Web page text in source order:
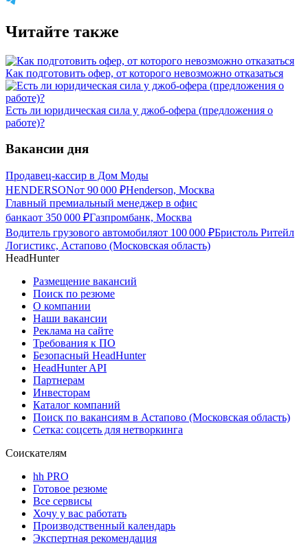
Читайте также
Как подготовить офер, от которого невозможно отказаться
Есть ли юридическая сила у джоб-офера (предложения о
работе)?
Вакансии дня
Продавец-кассир в Дом Моды
HENDERSONот 90 000 ₽Henderson, Москва
Главный премиальный менеджер в офис
банкаот 350 000 ₽Газпромбанк, Москва
Водитель грузового автомобиляот 100 000 ₽Бристоль Ритейл
Логистикс, Астапово (Московская область)
HeadHunter
Размещение вакансий
Поиск по резюме
О компании
Наши вакансии
Реклама на сайте
Требования к ПО
Безопасный HeadHunter
HeadHunter API
Партнерам
Инвесторам
Каталог компаний
Поиск по вакансиям в Астапово (Московская область)
Сетка: соцсеть для нетворкинга
Соискателям
hh PRO
Готовое резюме
Все сервисы
Хочу у вас работать
Производственный календарь
Экспертная рекомендация